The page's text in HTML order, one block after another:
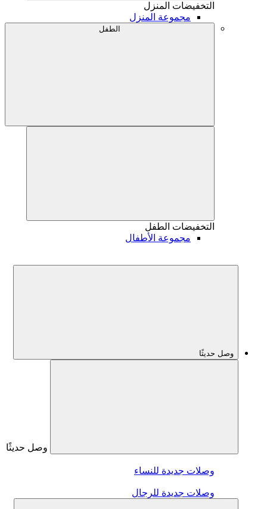
التخفيضات المنزل
مجموعة المنزل
الطفل
التخفيضات الطفل
مجموعة الأطفال
وصل حديثًا
وصل حديثًا
وصلات جديدة للنساء
وصلات جديدة للرجال